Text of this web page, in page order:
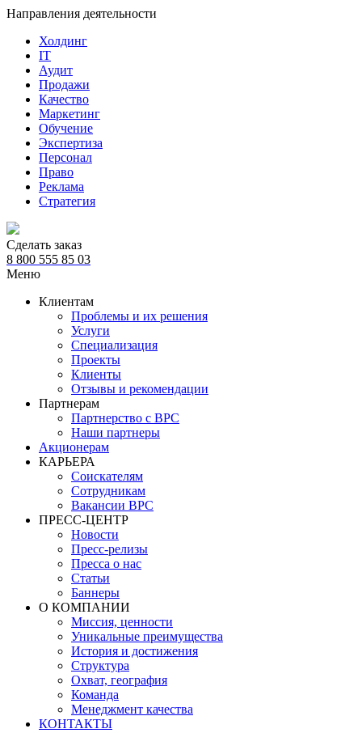
Направления деятельности
Холдинг
IT
Аудит
Продажи
Качество
Маркетинг
Обучение
Экспертиза
Персонал
Право
Реклама
Стратегия
Сделать заказ
8 800 555 85 03
Меню
Клиентам
Проблемы и их решения
Услуги
Специализация
Проекты
Клиенты
Отзывы и рекомендации
Партнерам
Партнерство с BPC
Наши партнеры
Акционерам
КАРЬЕРА
Соискателям
Сотрудникам
Вакансии BPC
ПРЕСС-ЦЕНТР
Новости
Пресс-релизы
Пресса о нас
Статьи
Баннеры
О КОМПАНИИ
Миссия, ценности
Уникальные преимущества
История и достижения
Структура
Охват, география
Команда
Менеджмент качества
КОНТАКТЫ